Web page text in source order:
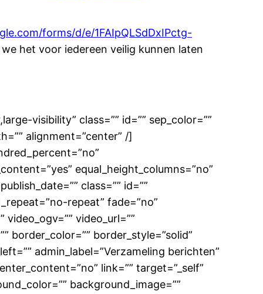
forms/d/e/1FAIpQLSdDxIPctg-
het voor iedereen veilig kunnen laten
visibility” class=”” id=”” sep_color=””
alignment=”center” /]
equal_height_columns=”no”
class=”” id=””
repeat” fade=”no”
video_url=””
border_color=”” border_style=”solid”
admin_label=”Verzameling berichten”
link=”” target=”_self”
background_image=””